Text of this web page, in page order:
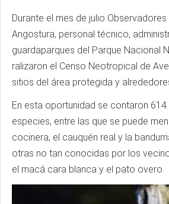
Durante el mes de julio
Angostura, personal técnico,
guardaparques del Parque Nacional
ralizaron el Censo Neotropical de
sitios del área protegida y
En esta oportunidad se contaron
especies, entre las que se puede
cocinera, el cauquén real y la
otras no tan conocidas por los
el macá cara blanca y el pato overo.